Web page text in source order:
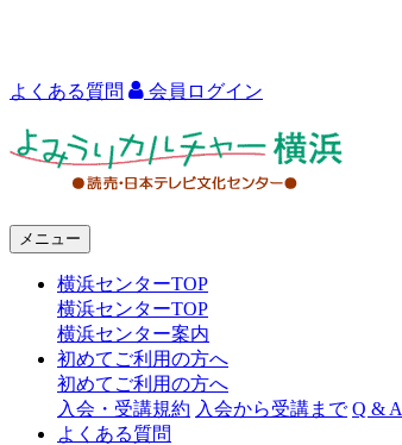
よくある質問 会員ログイン
ャ
メニュー
横浜センターTOP
横浜センターTOP
横浜センター案内
初めてご利用の方へ
初めてご利用の方へ
入会・受講規約 入会から受講まで Q & A
よくある質問